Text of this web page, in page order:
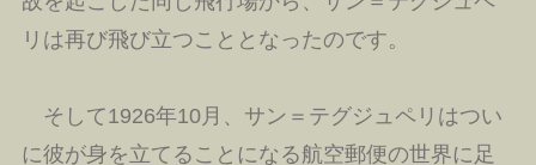
リは再び飛び立つこととなったのです。
そして1926年10月、サン＝テグジュペリはつい
に彼が身を立てることになる航空郵便の世界に足